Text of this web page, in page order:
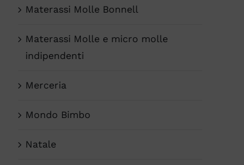
Materassi Molle Bonnell
Materassi Molle e micro molle
indipendenti
Merceria
Mondo Bimbo
Natale